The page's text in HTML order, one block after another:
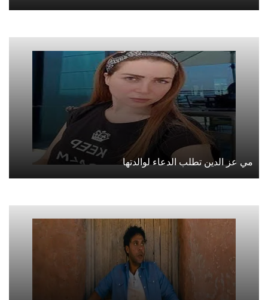
مي عز الدين تطلب الدعاء لوالدتها